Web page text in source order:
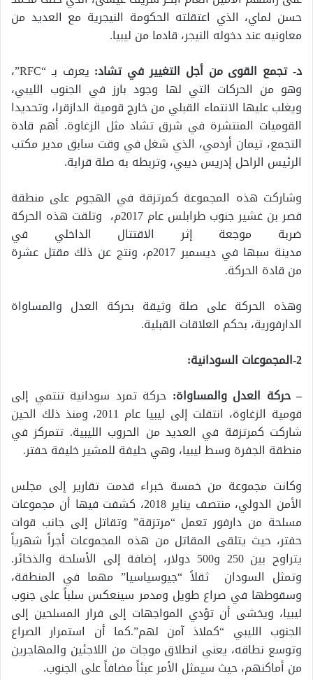
حسن لماي، الذي اعتقلته الحكومة النيجرية مع العديد من
معاونيه عند دخوله النيجر، قادما من ليبيا.
د- تجمع القوى من أجل التغيير في تشاد:
يعرف بـ “RFC”،
وهو من الحركات التي لها وجود بارز في الجنوب الليبي،
ويغلب عليها الانتماء القبلي من خارج قومية الدازقرا، وتحديدا
القوميات المنتشرة في شرق تشاد مثل الزغاوة. أهم قادة
التجمع، تيمان أردمي، الذي شغل في وقت سابق مدير مكتب
الرئيس الراحل إدريس ديبي، وتربطه به صلة قرابة.
وشاركت هذه المجموعة كمرتزقة في الهجوم على منطقة
قصر بن غشير جنوب طرابلس عام 2017م، وتلقت هذه الحركة
ضربة موجعة إثر الاقتتال الداخلي في
مدينة سبها في ديسمبر 2017م، ونتج عن ذلك مقتل عشرة
من قادة الحركة.
وهذه الحركة على صلة وثيقة بحركة العدل والمساواة
الدارفورية، بحكم العلاقات القبلية.
2-المجموعات السودانية:
– حركة العدل والمساواة: حركة تمرد سودانية تنتمي إلى
قومية الزغاوة، انتقلت إلى ليبيا عام 2011، ومنذ ذلك الحين
شاركت كمرتزقة في العديد من الحروب الليبية. تتمركز في
منطقة الجفرة وسط ليبيا، وهي حليفة للمشير خليفة حفتر.
وكانت مجموعة من خمسة خبراء قدمت تقارير إلى مجلس
الأمن الدولي، منتصف يناير 2018، كشفت فيها أن مجموعات
مسلحة من دارفور تعمل “مرتزقة” وتقاتل إلى جانب قوات
حفتر، حيث يتلقى المقاتل من هذه المجموعات أجراً شهرياً
يتراوح بين 250 و500 دولار، إضافة إلى الأسلحة والذخائر.
وتمثل السودان ثقلاً “جيوسياسيا” مهما في المنطقة،
وسقوطها في صراع طويل ومدمر سينعكس سلباً على جنوب
ليبيا، ويخشى أن تؤدي المواجهات إلى فرار المسلحين إلى
الجنوب الليبي “كملاذ آمن لهم”.كما أن استمرار الصراع
وتوسع نطاقه، يعني انطلاق موجات من اللاجئين والمهاجرين
من أماكنهم، حيث سيمثل الأمر عبئاً مضافاً على الجنوب.